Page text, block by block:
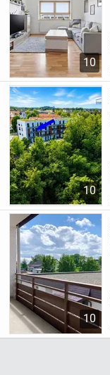
10
10
10